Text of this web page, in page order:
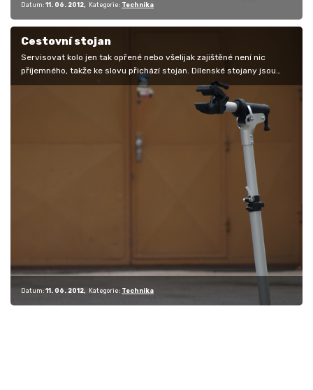
Datum: 11. 06. 2012 Kategorie: Technika
Cestovní stojan
Servisovat kolo jen tak opřené nebo všelijak zajištěné není nic
příjemného, takže ke slovu přichází stojan. Dílenské stojany jsou
většinou…
Datum: 11. 06. 2012 Kategorie: Technika